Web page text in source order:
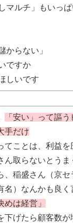
マルチ」もいっぱ
からない」
ですか
しいです
「安い」って謳
手だけ
てことは、利益を
ん取らないとうま
、稲盛さん（京
名）なんかも良く
めは経営」
下げたら顧客数